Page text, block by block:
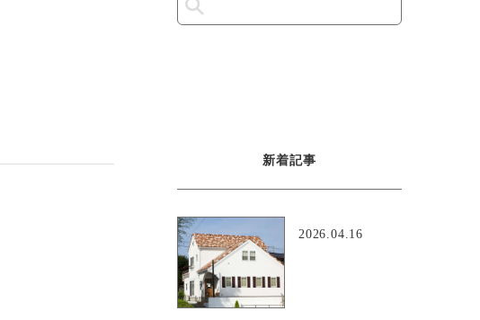
新着記事
2026.04.16